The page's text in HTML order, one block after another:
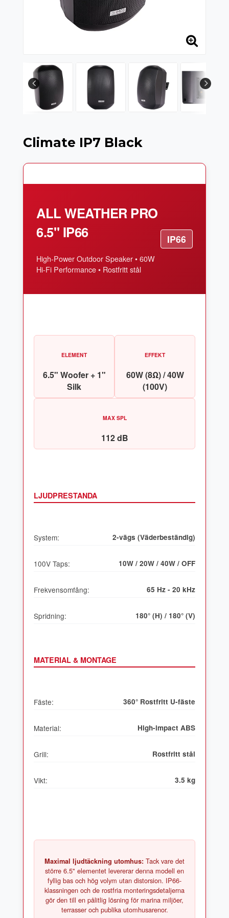
Climate IP7 Black
ALL WEATHER PRO
6.5" IP66
High-Power Outdoor Speaker • 60W
Hi-Fi Performance • Rostfritt stål
IP66
ELEMENT
6.5" Woofer + 1"
Silk
EFFEKT
60W (8Ω) / 40W
(100V)
MAX SPL
112 dB
LJUDPRESTANDA
System: 2-vägs (Väderbeständig)
100V Taps: 10W / 20W / 40W / OFF
Frekvensomfång: 65 Hz - 20 kHz
Spridning: 180° (H) / 180° (V)
MATERIAL & MONTAGE
Fäste: 360° Rostfritt U-fäste
Material: High-impact ABS
Grill: Rostfritt stål
Vikt: 3.5 kg
Maximal ljudtäckning utomhus: Tack vare det
större 6.5" elementet levererar denna modell en
fyllig bas och hög volym utan distorsion. IP66-
klassningen och de rostfria monteringsdetaljerna
gör den till en pålitlig lösning för marina miljöer,